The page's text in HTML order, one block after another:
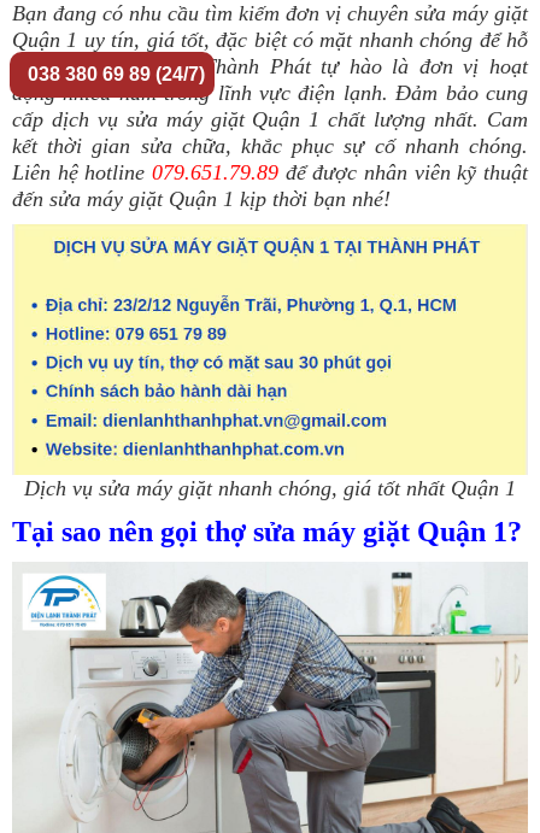
Bạn đang có nhu cầu tìm kiếm đơn vị chuyên sửa máy giặt
Quận 1 uy tín, giá tốt, đặc biệt có mặt nhanh chóng để hỗ
trợ bạn? Điện lạnh Thành Phát tự hào là đơn vị hoạt
động nhiều năm trong lĩnh vực điện lạnh. Đảm bảo cung
cấp dịch vụ sửa máy giặt Quận 1 chất lượng nhất. Cam
kết thời gian sửa chữa, khắc phục sự cố nhanh chóng.
Liên hệ hotline 079.651.79.89 để được nhân viên kỹ thuật
đến sửa máy giặt Quận 1 kịp thời bạn nhé!
Dịch vụ sửa máy giặt nhanh chóng, giá tốt nhất Quận 1
Tại sao nên gọi thợ sửa máy giặt Quận 1?
038 380 69 89 (24/7)